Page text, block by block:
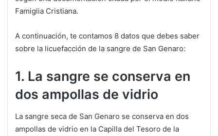
Famiglia Cristiana.
A continuación, te contamos 8 datos que debes saber
sobre la licuefacción de la sangre de San Genaro:
1. La sangre se conserva en
dos ampollas de vidrio
La sangre seca de San Genaro se conserva en dos
ampollas de vidrio en la Capilla del Tesoro de la